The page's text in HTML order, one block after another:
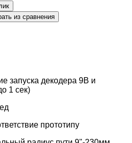
из сравнения
запуска декодера 9В и
1 сек)
прототипу